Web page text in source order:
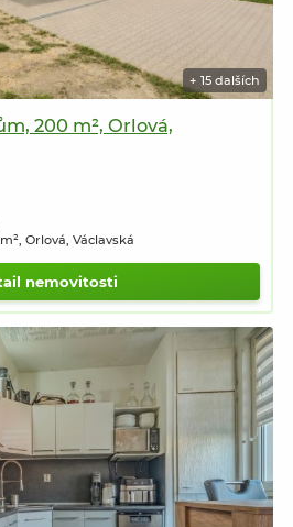
+ 15 dalších
200 m², Orlová,
Orlová, Václavská
nemovitosti